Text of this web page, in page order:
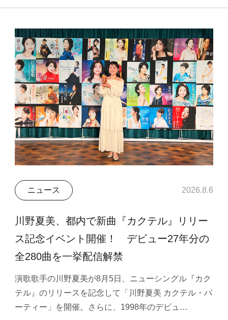
ニュース 2026.8.6
川野夏美、都内で新曲『カクテル』リリー
ス記念イベント開催！ デビュー27年分の
全280曲を一挙配信解禁
演歌歌手の川野夏美が8月5日、ニューシングル『カク
テル』のリリースを記念して「川野夏美 カクテル・パ
ーティー」を開催。さらに、1998年のデビュ…